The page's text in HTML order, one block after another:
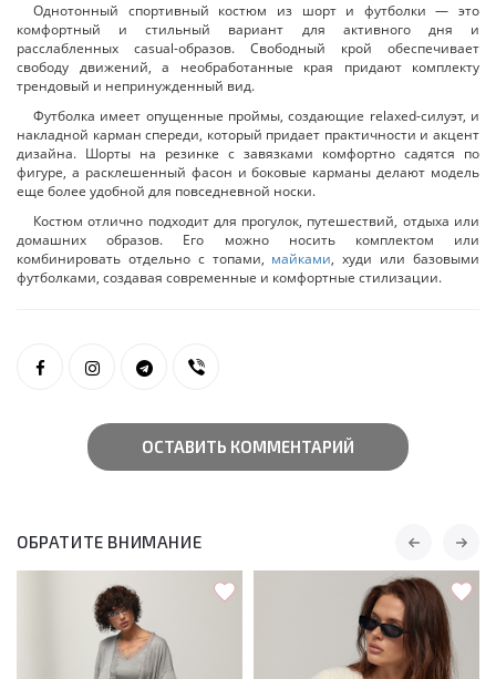
Однотонный спортивный костюм из шорт и футболки — это
комфортный и стильный вариант для активного дня и
расслабленных casual-образов. Свободный крой обеспечивает
свободу движений, а необработанные края придают комплекту
трендовый и непринужденный вид.
Футболка имеет опущенные проймы, создающие relaxed-силуэт, и
накладной карман спереди, который придает практичности и акцент
дизайна. Шорты на резинке с завязками комфортно садятся по
фигуре, а расклешенный фасон и боковые карманы делают модель
еще более удобной для повседневной носки.
Костюм отлично подходит для прогулок, путешествий, отдыха или
домашних образов. Его можно носить комплектом или
комбинировать отдельно с топами, майками, худи или базовыми
футболками, создавая современные и комфортные стилизации.
ОСТАВИТЬ КОММЕНТАРИЙ
ОБРАТИТЕ ВНИМАНИЕ